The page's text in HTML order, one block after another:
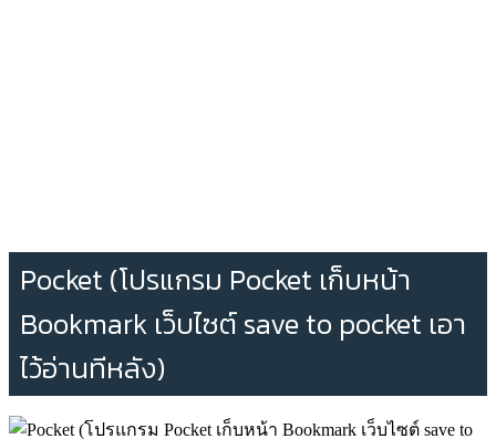
Pocket (โปรแกรม Pocket เก็บหน้า
Bookmark เว็บไซต์ save to pocket เอา
ไว้อ่านทีหลัง)